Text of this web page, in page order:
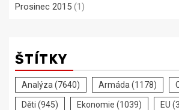
Prosinec 2015 (1)
ŠTÍTKY
Analýza (7640) Armáda (1178)
Děti (945) Ekonomie (1039) EU